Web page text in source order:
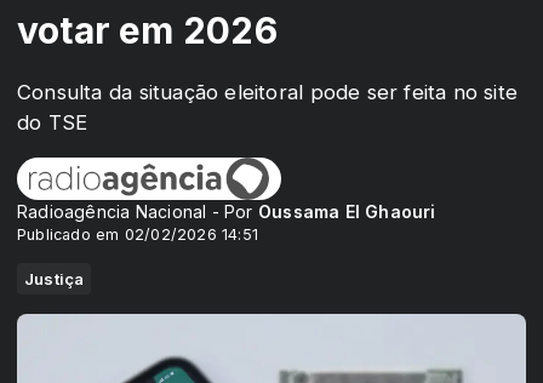
votar em 2026
Consulta da situação eleitoral pode ser feita no site
do TSE
Radioagência Nacional - Por Oussama El Ghaouri
Publicado em 02/02/2026 14:51
Justiça